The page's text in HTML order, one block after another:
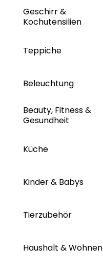
Geschirr &
Kochutensilien
Teppiche
Beleuchtung
Beauty, Fitness &
Gesundheit
Küche
Kinder & Babys
Tierzubehör
Haushalt & Wohnen